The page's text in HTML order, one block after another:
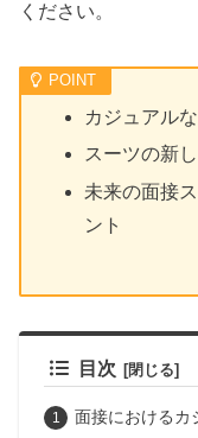
ください。
カジュアル
スーツの新
未来の面接
ント
目次
面接におけるカ